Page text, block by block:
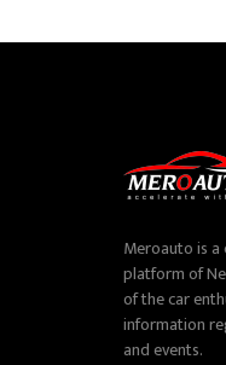
Meroauto is
platform of
of the car
information
and events.